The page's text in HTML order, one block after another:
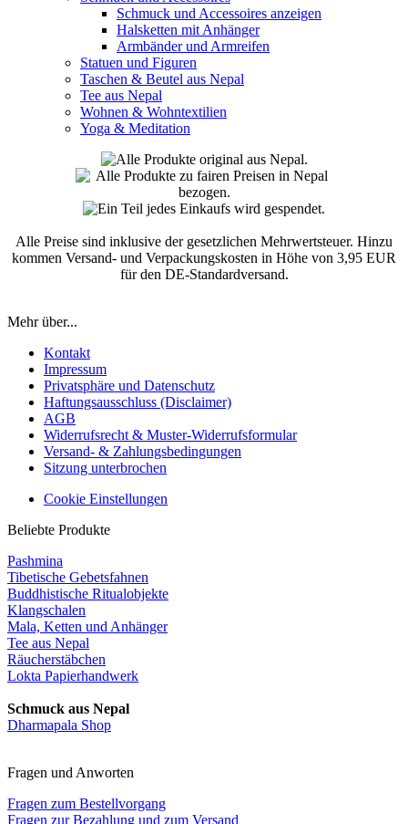
Schmuck und Accessoires anzeigen
Halsketten mit Anhänger
Armbänder und Armreifen
Statuen und Figuren
Taschen & Beutel aus Nepal
Tee aus Nepal
Wohnen & Wohntextilien
Yoga & Meditation
Alle Preise sind inklusive der gesetzlichen Mehrwertsteuer. Hinzu
kommen Versand- und Verpackungskosten in Höhe von 3,95 EUR
für den DE-Standardversand.
Mehr über...
Kontakt
Impressum
Privatsphäre und Datenschutz
Haftungsausschluss (Disclaimer)
AGB
Widerrufsrecht & Muster-Widerrufsformular
Versand- & Zahlungsbedingungen
Sitzung unterbrochen
Cookie Einstellungen
Beliebte Produkte
Pashmina
Tibetische Gebetsfahnen
Buddhistische Ritualobjekte
Klangschalen
Mala, Ketten und Anhänger
Tee aus Nepal
Räucherstäbchen
Lokta Papierhandwerk
Schmuck aus Nepal
Dharmapala Shop
Fragen und Anworten
Fragen zum Bestellvorgang
Fragen zur Bezahlung und zum Versand